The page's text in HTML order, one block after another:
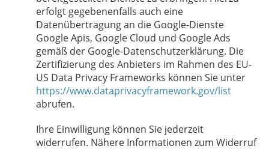
erfolgt gegebenenfalls auch eine
Datenübertragung an die Google-Dienste
Google Apis, Google Cloud und Google Ads
gemäß der Google-Datenschutzerklärung. Die
Zertifizierung des Anbieters im Rahmen des EU-
US Data Privacy Frameworks können Sie unter
https://www.dataprivacyframework.gov/list
abrufen.
Ihre Einwilligung können Sie jederzeit
widerrufen. Nähere Informationen zum Widerruf